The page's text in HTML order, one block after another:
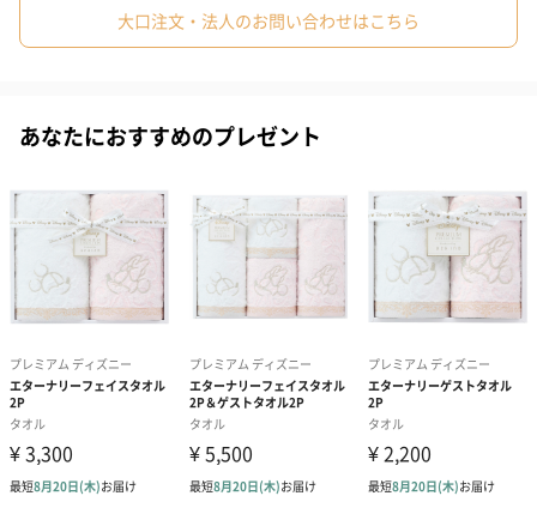
出産内祝いベアー（66
円）
クローバーグリーン
（66円）
さくらピンク
大口注文・法人のお問い合わせはこちら
あなたにおすすめのプレゼント